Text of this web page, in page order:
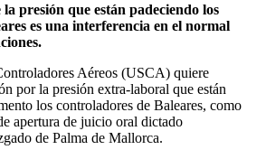
presión que están padeciendo los
es una interferencia en el normal
Aéreos (USCA) quiere
por la presión extra-laboral que están
los controladores de Baleares, como
apertura de juicio oral dictado
de Palma de Mallorca.